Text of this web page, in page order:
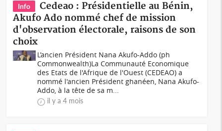
Info
Cedeao : Présidentielle au Bénin,
Akufo Ado nommé chef de mission
d'observation électorale, raisons de son
choix
L’ancien Président Nana Akufo-Addo (ph
Commonwealth)La Communauté Economique
des Etats de l'Afrique de l'Ouest (CEDEAO) a
nommé l'ancien Président ghanéen, Nana Akufo-
Addo, à la tête de sa m...
il y a 4 mois